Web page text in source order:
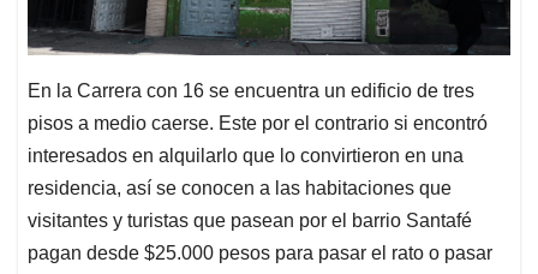
En la Carrera con 16 se encuentra un edificio de tres
pisos a medio caerse. Este por el contrario si encontró
interesados en alquilarlo que lo convirtieron en una
residencia, así se conocen a las habitaciones que
visitantes y turistas que pasean por el barrio Santafé
pagan desde $25.000 pesos para pasar el rato o pasar